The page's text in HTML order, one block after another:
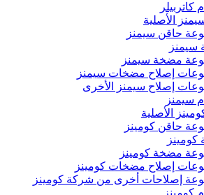
كاتربيلر
الأصلية
حاقن سيمنز
سيمنز
مضخة سيمنز
إصلاح مضخات سيمنز
إصلاح سيمنز الأخرى
سيمنز
الأصلية
حاقن كومينز
كومينز
مضخة كومينز
إصلاح مضخات كومينز
إصلاحات أخرى من شركة كومينز
كومينز